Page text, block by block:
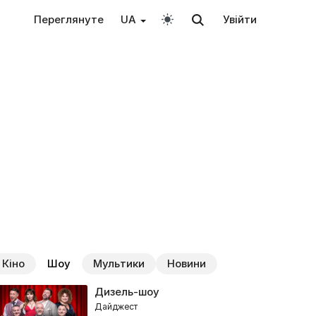
Переглянуте UA Увійти
Кіно Шоу Мультики Новини
Дизель-шоу
Дайджест